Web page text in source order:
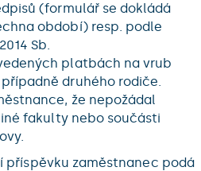
(formulář se dokládá
období) resp. podle
Sb.
platbách na vrub
druhého rodiče.
že nepožádal
fakulty nebo součásti
příspěvku zaměstnanec podá